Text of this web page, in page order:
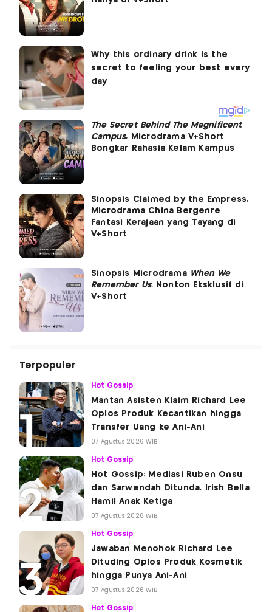
The Secret Behind The Magnificent
Campus, Microdrama V+Short
Bongkar Rahasia Kelam Kampus
Sinopsis Claimed by the Empress,
Microdrama China Bergenre
Fantasi Kerajaan yang Tayang di
V+Short
Sinopsis Microdrama
When We
Remember Us, Nonton Eksklusif di
V+Short
Terpopuler
Hot Gossip
Mantan Asisten Klaim Richard Lee
Oplos Produk Kecantikan hingga
Transfer Uang ke Ani-Ani
07 Agustus 2026 WIB
Hot Gossip
Hot Gossip: Mediasi Ruben Onsu
dan Sarwendah Ditunda, Irish Bella
Hamil Anak Ketiga
07 Agustus 2026 WIB
Hot Gossip
Jawaban Menohok Richard Lee
Dituding Oplos Produk Kosmetik
hingga Punya Ani-Ani
07 Agustus 2026 WIB
Hot Gossip